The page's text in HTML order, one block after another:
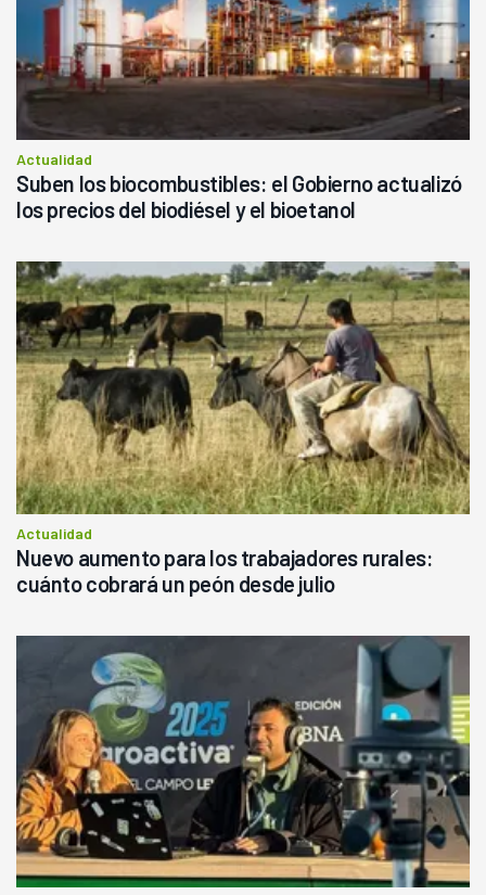
Actualidad
Suben los biocombustibles: el Gobierno actualizó
los precios del biodiésel y el bioetanol
Actualidad
Nuevo aumento para los trabajadores rurales:
cuánto cobrará un peón desde julio